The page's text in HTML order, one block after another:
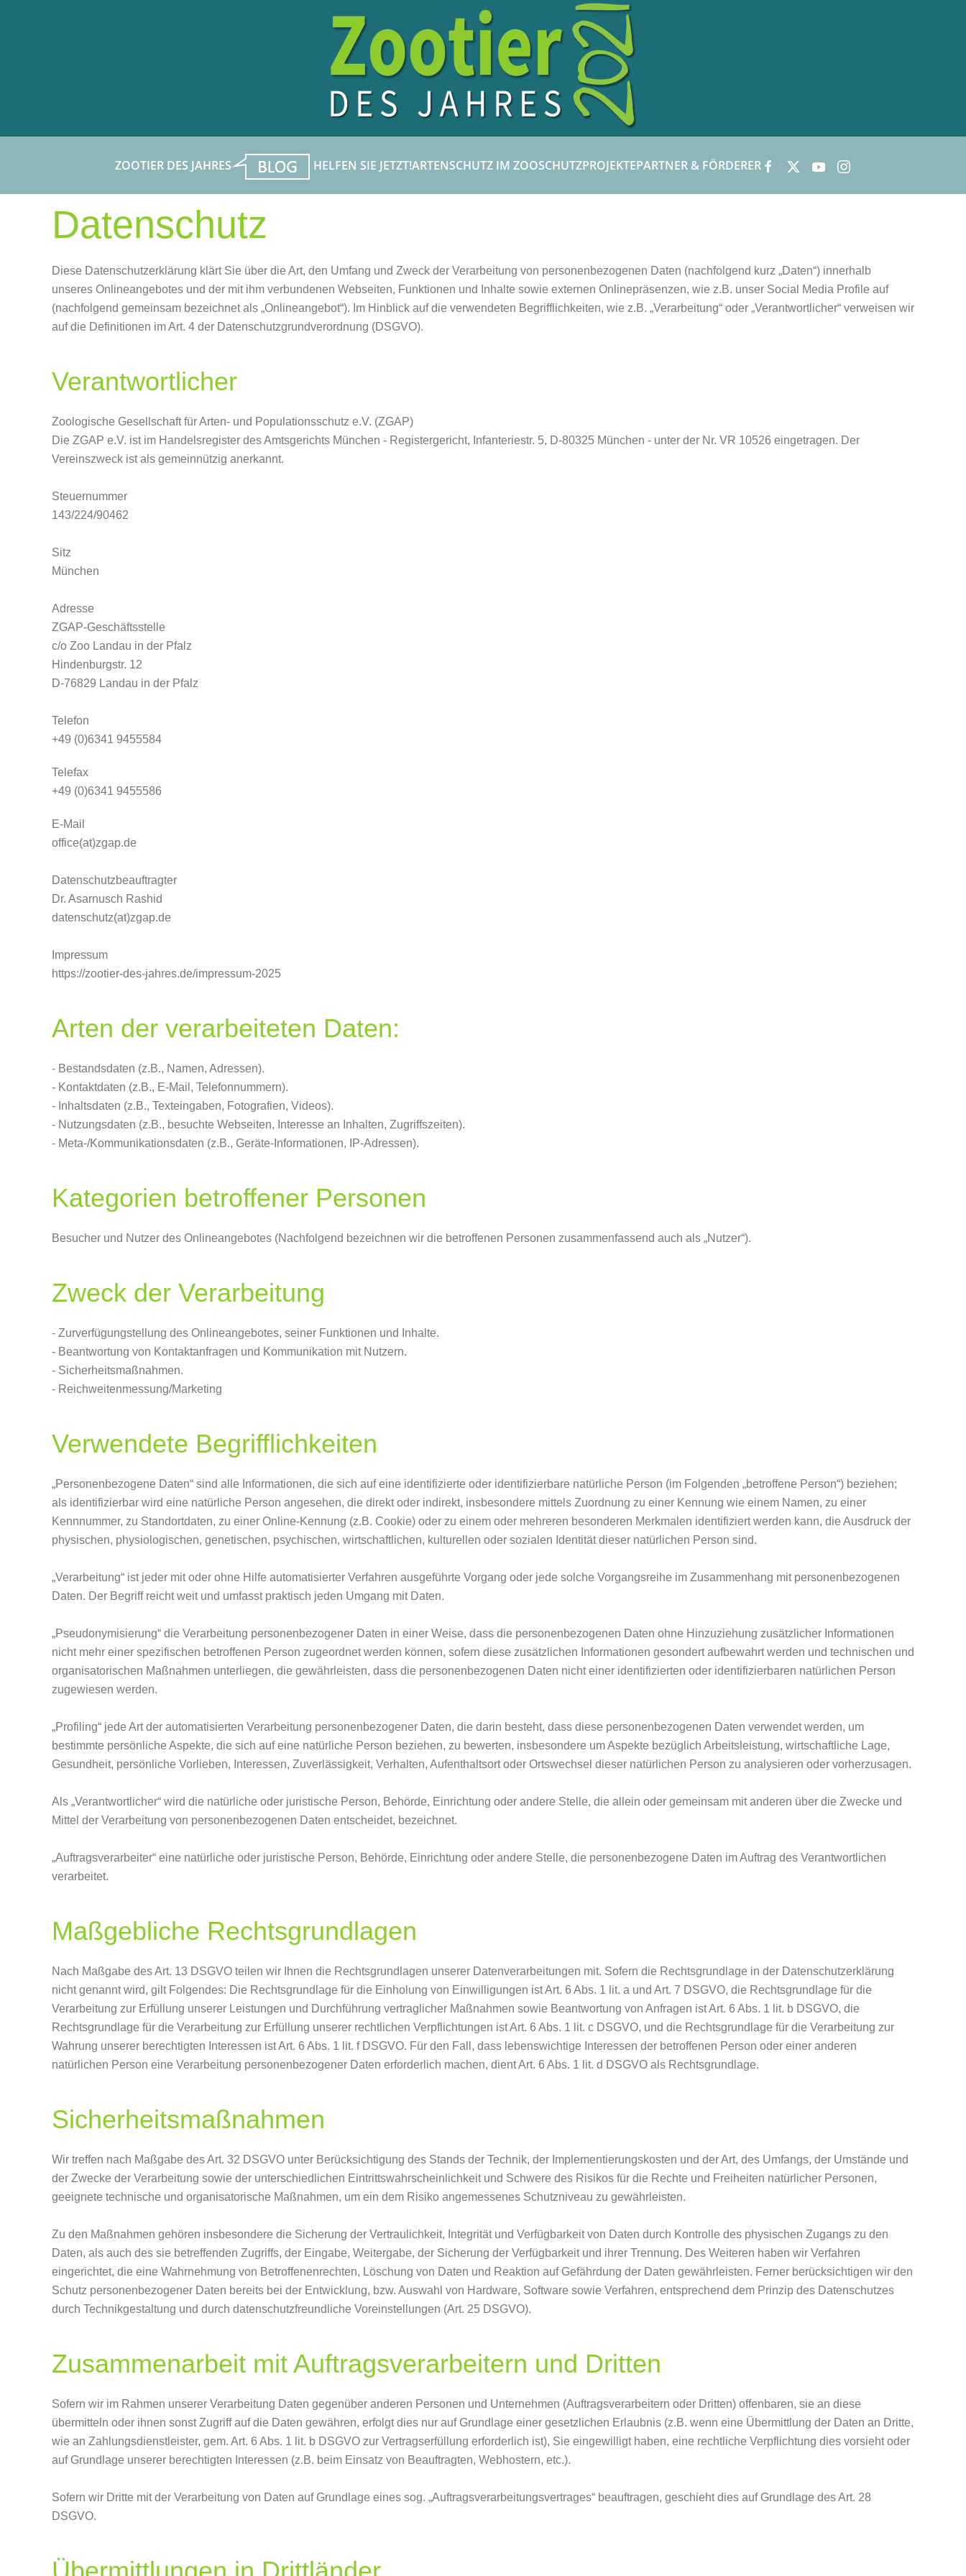
ZOOTIER DES JAHRES HELFEN SIE JETZT!ARTENSCHUTZ IM ZOOSCHUTZPROJEKTEPARTNER & FÖRDERER
Datenschutz
Diese Datenschutzerklärung klärt Sie über die Art, den Umfang und Zweck der Verarbeitung von personenbezogenen Daten (nachfolgend kurz „Daten“) innerhalb
unseres Onlineangebotes und der mit ihm verbundenen Webseiten, Funktionen und Inhalte sowie externen Onlinepräsenzen, wie z.B. unser Social Media Profile auf
(nachfolgend gemeinsam bezeichnet als „Onlineangebot“). Im Hinblick auf die verwendeten Begrifflichkeiten, wie z.B. „Verarbeitung“ oder „Verantwortlicher“ verweisen wir
auf die Definitionen im Art. 4 der Datenschutzgrundverordnung (DSGVO).
Verantwortlicher
Zoologische Gesellschaft für Arten- und Populationsschutz e.V. (ZGAP)
Die ZGAP e.V. ist im Handelsregister des Amtsgerichts München - Registergericht, Infanteriestr. 5, D-80325 München - unter der Nr. VR 10526 eingetragen. Der
Vereinszweck ist als gemeinnützig anerkannt.
Steuernummer
143/224/90462
Sitz
München
Adresse
ZGAP-Geschäftsstelle
c/o Zoo Landau in der Pfalz
Hindenburgstr. 12
D-76829 Landau in der Pfalz
Telefon
+49 (0)6341 9455584
Telefax
+49 (0)6341 9455586
E-Mail
office(at)zgap.de
Datenschutzbeauftragter
Dr. Asarnusch Rashid
datenschutz(at)zgap.de
Impressum
https://zootier-des-jahres.de/impressum-2025
Arten der verarbeiteten Daten:
- Bestandsdaten (z.B., Namen, Adressen).
- Kontaktdaten (z.B., E-Mail, Telefonnummern).
- Inhaltsdaten (z.B., Texteingaben, Fotografien, Videos).
- Nutzungsdaten (z.B., besuchte Webseiten, Interesse an Inhalten, Zugriffszeiten).
- Meta-/Kommunikationsdaten (z.B., Geräte-Informationen, IP-Adressen).
Kategorien betroffener Personen
Besucher und Nutzer des Onlineangebotes (Nachfolgend bezeichnen wir die betroffenen Personen zusammenfassend auch als „Nutzer“).
Zweck der Verarbeitung
- Zurverfügungstellung des Onlineangebotes, seiner Funktionen und Inhalte.
- Beantwortung von Kontaktanfragen und Kommunikation mit Nutzern.
- Sicherheitsmaßnahmen.
- Reichweitenmessung/Marketing
Verwendete Begrifflichkeiten
„Personenbezogene Daten“ sind alle Informationen, die sich auf eine identifizierte oder identifizierbare natürliche Person (im Folgenden „betroffene Person“) beziehen;
als identifizierbar wird eine natürliche Person angesehen, die direkt oder indirekt, insbesondere mittels Zuordnung zu einer Kennung wie einem Namen, zu einer
Kennnummer, zu Standortdaten, zu einer Online-Kennung (z.B. Cookie) oder zu einem oder mehreren besonderen Merkmalen identifiziert werden kann, die Ausdruck der
physischen, physiologischen, genetischen, psychischen, wirtschaftlichen, kulturellen oder sozialen Identität dieser natürlichen Person sind.
„Verarbeitung“ ist jeder mit oder ohne Hilfe automatisierter Verfahren ausgeführte Vorgang oder jede solche Vorgangsreihe im Zusammenhang mit personenbezogenen
Daten. Der Begriff reicht weit und umfasst praktisch jeden Umgang mit Daten.
„Pseudonymisierung“ die Verarbeitung personenbezogener Daten in einer Weise, dass die personenbezogenen Daten ohne Hinzuziehung zusätzlicher Informationen
nicht mehr einer spezifischen betroffenen Person zugeordnet werden können, sofern diese zusätzlichen Informationen gesondert aufbewahrt werden und technischen und
organisatorischen Maßnahmen unterliegen, die gewährleisten, dass die personenbezogenen Daten nicht einer identifizierten oder identifizierbaren natürlichen Person
zugewiesen werden.
„Profiling“ jede Art der automatisierten Verarbeitung personenbezogener Daten, die darin besteht, dass diese personenbezogenen Daten verwendet werden, um
bestimmte persönliche Aspekte, die sich auf eine natürliche Person beziehen, zu bewerten, insbesondere um Aspekte bezüglich Arbeitsleistung, wirtschaftliche Lage,
Gesundheit, persönliche Vorlieben, Interessen, Zuverlässigkeit, Verhalten, Aufenthaltsort oder Ortswechsel dieser natürlichen Person zu analysieren oder vorherzusagen.
Als „Verantwortlicher“ wird die natürliche oder juristische Person, Behörde, Einrichtung oder andere Stelle, die allein oder gemeinsam mit anderen über die Zwecke und
Mittel der Verarbeitung von personenbezogenen Daten entscheidet, bezeichnet.
„Auftragsverarbeiter“ eine natürliche oder juristische Person, Behörde, Einrichtung oder andere Stelle, die personenbezogene Daten im Auftrag des Verantwortlichen
verarbeitet.
Maßgebliche Rechtsgrundlagen
Nach Maßgabe des Art. 13 DSGVO teilen wir Ihnen die Rechtsgrundlagen unserer Datenverarbeitungen mit. Sofern die Rechtsgrundlage in der Datenschutzerklärung
nicht genannt wird, gilt Folgendes: Die Rechtsgrundlage für die Einholung von Einwilligungen ist Art. 6 Abs. 1 lit. a und Art. 7 DSGVO, die Rechtsgrundlage für die
Verarbeitung zur Erfüllung unserer Leistungen und Durchführung vertraglicher Maßnahmen sowie Beantwortung von Anfragen ist Art. 6 Abs. 1 lit. b DSGVO, die
Rechtsgrundlage für die Verarbeitung zur Erfüllung unserer rechtlichen Verpflichtungen ist Art. 6 Abs. 1 lit. c DSGVO, und die Rechtsgrundlage für die Verarbeitung zur
Wahrung unserer berechtigten Interessen ist Art. 6 Abs. 1 lit. f DSGVO. Für den Fall, dass lebenswichtige Interessen der betroffenen Person oder einer anderen
natürlichen Person eine Verarbeitung personenbezogener Daten erforderlich machen, dient Art. 6 Abs. 1 lit. d DSGVO als Rechtsgrundlage.
Sicherheitsmaßnahmen
Wir treffen nach Maßgabe des Art. 32 DSGVO unter Berücksichtigung des Stands der Technik, der Implementierungskosten und der Art, des Umfangs, der Umstände und
der Zwecke der Verarbeitung sowie der unterschiedlichen Eintrittswahrscheinlichkeit und Schwere des Risikos für die Rechte und Freiheiten natürlicher Personen,
geeignete technische und organisatorische Maßnahmen, um ein dem Risiko angemessenes Schutzniveau zu gewährleisten.
Zu den Maßnahmen gehören insbesondere die Sicherung der Vertraulichkeit, Integrität und Verfügbarkeit von Daten durch Kontrolle des physischen Zugangs zu den
Daten, als auch des sie betreffenden Zugriffs, der Eingabe, Weitergabe, der Sicherung der Verfügbarkeit und ihrer Trennung. Des Weiteren haben wir Verfahren
eingerichtet, die eine Wahrnehmung von Betroffenenrechten, Löschung von Daten und Reaktion auf Gefährdung der Daten gewährleisten. Ferner berücksichtigen wir den
Schutz personenbezogener Daten bereits bei der Entwicklung, bzw. Auswahl von Hardware, Software sowie Verfahren, entsprechend dem Prinzip des Datenschutzes
durch Technikgestaltung und durch datenschutzfreundliche Voreinstellungen (Art. 25 DSGVO).
Zusammenarbeit mit Auftragsverarbeitern und Dritten
Sofern wir im Rahmen unserer Verarbeitung Daten gegenüber anderen Personen und Unternehmen (Auftragsverarbeitern oder Dritten) offenbaren, sie an diese
übermitteln oder ihnen sonst Zugriff auf die Daten gewähren, erfolgt dies nur auf Grundlage einer gesetzlichen Erlaubnis (z.B. wenn eine Übermittlung der Daten an Dritte,
wie an Zahlungsdienstleister, gem. Art. 6 Abs. 1 lit. b DSGVO zur Vertragserfüllung erforderlich ist), Sie eingewilligt haben, eine rechtliche Verpflichtung dies vorsieht oder
auf Grundlage unserer berechtigten Interessen (z.B. beim Einsatz von Beauftragten, Webhostern, etc.).
Sofern wir Dritte mit der Verarbeitung von Daten auf Grundlage eines sog. „Auftragsverarbeitungsvertrages“ beauftragen, geschieht dies auf Grundlage des Art. 28
DSGVO.